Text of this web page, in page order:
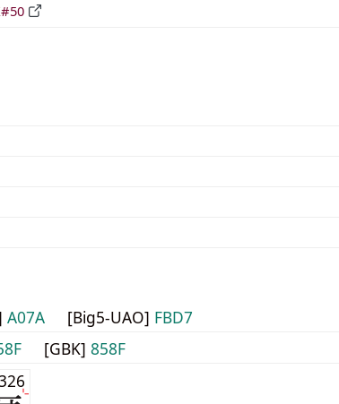
A07A [Big5-UAO] FBD7
[GBK] 858F